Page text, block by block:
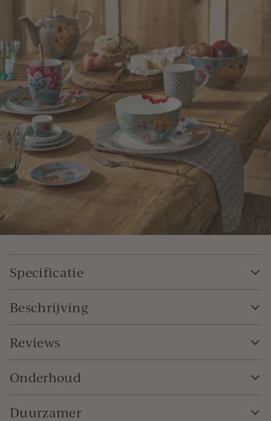
Specificatie
Beschrijving
Reviews
Onderhoud
Duurzamer